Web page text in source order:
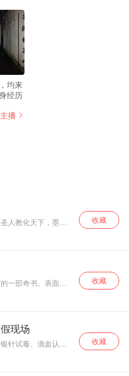
均来
经历
播
人教化天下，墨家
要等真人顺应天
：别等了。圣人一
稷下学宫的顶尖学
冷酷的逻辑：国家
上，得靠制度和规
讲"制度比人可靠"的
有制度化的传抄体
收藏
一部奇书。表面
了全国一千二百五
开细读，你会发现
地方传说，全顺着
是要跟着郦道元的
那些被河水浸泡了
到底，这不是一个
而是一个讲"中国文
收藏
现场
针试毒、滴血认亲
的理解，可能全被
是要用真实史料和
收藏